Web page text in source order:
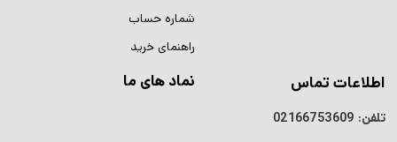
شماره حساب
راهنمای خرید
اطلاعات تماس
تلفن: 02166753609
نماد های ما